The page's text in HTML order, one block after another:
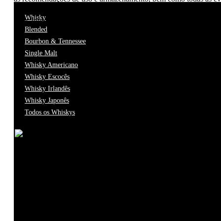
Whisky
Blended
Bourbon & Tennessee
Single Malt
Whisky Americano
Whisky Escocês
Whisky Irlandês
Whisky Japonês
Todos os Whiskys
Mais Info